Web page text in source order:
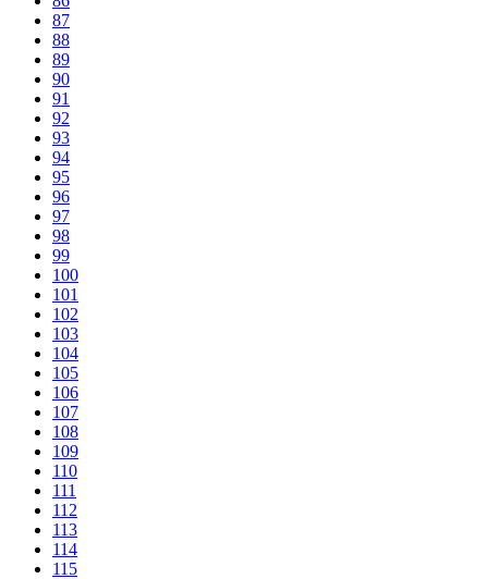
87
88
89
90
91
92
93
94
95
96
97
98
99
100
101
102
103
104
105
106
107
108
109
110
111
112
113
114
115